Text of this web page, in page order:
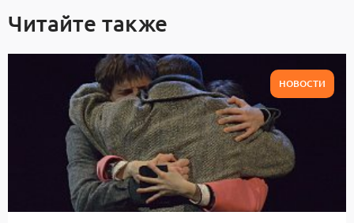
Читайте также
НОВОСТИ